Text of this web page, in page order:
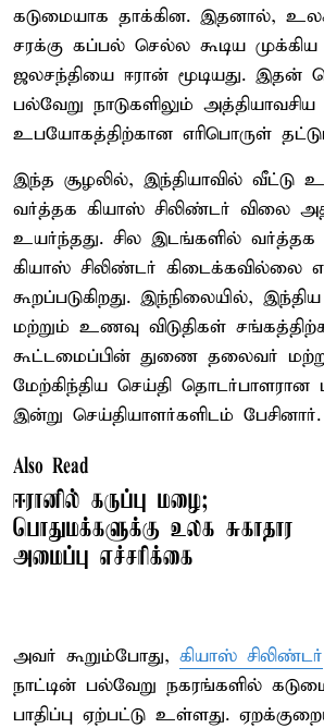
கடுமையாக தாக்கின. இதனால், உலக
சரக்கு கப்பல் செல்ல கூடிய
ஜலசந்தியை ஈரான் மூடியது. இதன்
பல்வேறு நாடுகளிலும் அத்தியாவசிய
உபயோகத்திற்கான எரிபொருள்
இந்த சூழலில், இந்தியாவில் வீட்டு
வர்த்தக கியாஸ் சிலிண்டர் விலை
உயர்ந்தது. சில இடங்களில் வர்த்தக
கியாஸ் சிலிண்டர் கிடைக்கவில்லை
கூறப்படுகிறது. இந்நிலையில்,
மற்றும் உணவு விடுதிகள்
கூட்டமைப்பின் துணை தலைவர்
மேற்கிந்திய செய்தி தொடர்பாளரான
இன்று செய்தியாளர்களிடம் பேசினார்.
Also Read
ஈரானில் கருப்பு மழை;
பொதுமக்களுக்கு உலக சுகாதார
அமைப்பு எச்சரிக்கை
அவர் கூறும்போது, கியாஸ் சிலிண்டர்
நாட்டின் பல்வேறு நகரங்களில்
பாதிப்பு ஏற்பட்டு உள்ளது.